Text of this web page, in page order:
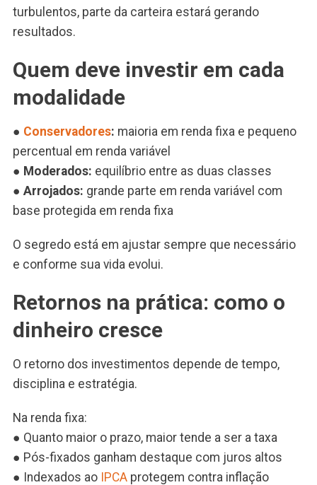
turbulentos, parte da carteira estará gerando
resultados.
Quem deve investir em cada
modalidade
● Conservadores: maioria em renda fixa e pequeno
percentual em renda variável
● Moderados: equilíbrio entre as duas classes
● Arrojados: grande parte em renda variável com
base protegida em renda fixa
O segredo está em ajustar sempre que necessário
e conforme sua vida evolui.
Retornos na prática: como o
dinheiro cresce
O retorno dos investimentos depende de tempo,
disciplina e estratégia.
Na renda fixa:
● Quanto maior o prazo, maior tende a ser a taxa
● Pós-fixados ganham destaque com juros altos
● Indexados ao IPCAprotegem contra inflação